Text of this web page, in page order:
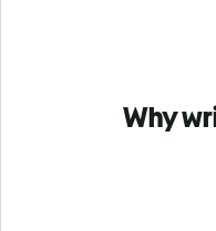
Why